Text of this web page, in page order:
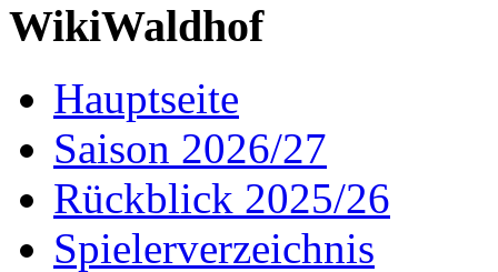
WikiWaldhof
Hauptseite
Saison 2026/27
Rückblick 2025/26
Spielerverzeichnis